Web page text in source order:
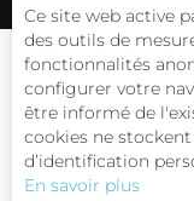
Ce site web active
des outils de
fonctionnalités
configurer votre
être informé de
cookies ne
d’identification
En savoir plus